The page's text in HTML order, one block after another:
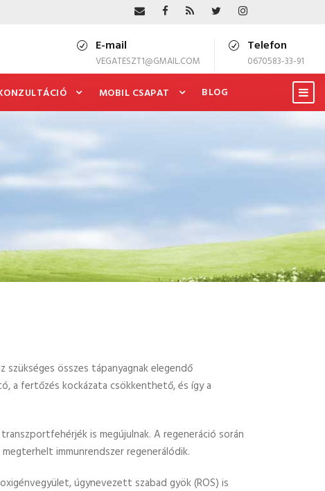
E-mail
VEGATESZT1@GMAIL.COM
Telefon
0670583-33-91
MOBIL CSAPAT BLOG
összes tápanyagnak elegendő
a fertőzés kockázata csökkenthető, és így a
is megújulnak. A regeneráció során
immunrendszer regenerálódik.
úgynevezett szabad gyök (ROS) is